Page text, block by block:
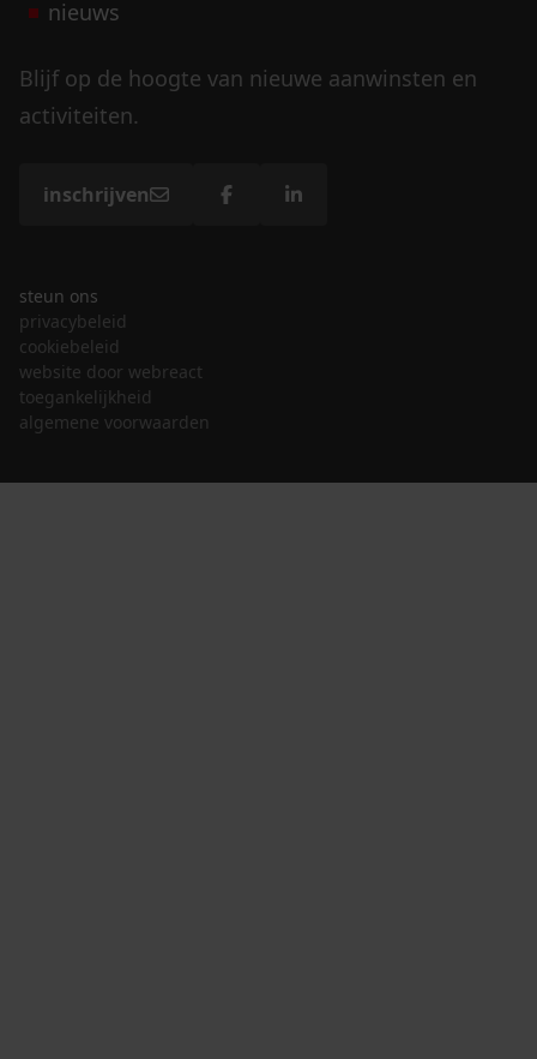
nieuws
Blijf op de hoogte van nieuwe aanwinsten en
activiteiten.
inschrijven
steun ons
privacybeleid
cookiebeleid
website door webreact
toegankelijkheid
algemene voorwaarden